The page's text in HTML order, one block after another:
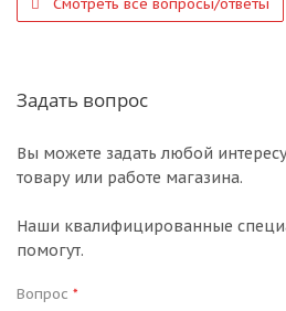
Смотреть все вопросы/ответы
Задать вопрос
Вы можете задать любой
товару или работе магазина.
Наши квалифицированные
помогут.
Вопрос *